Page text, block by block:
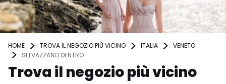
HOME TROVA IL NEGOZIO PIÙ VICINO ITALIA
VENETO
SELVAZZANO DENTRO
Trova il negozio più vicino